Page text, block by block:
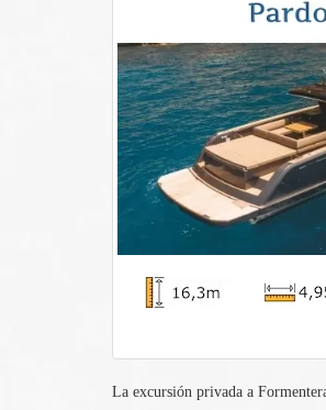
La excursión privada a